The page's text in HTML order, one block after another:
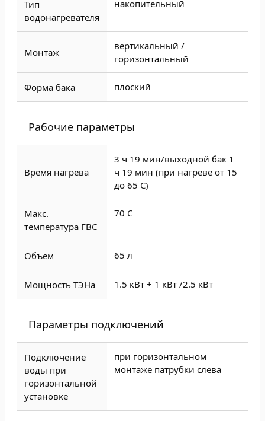
Тип
водонагревателя
накопительный
Монтаж
вертикальный /
горизонтальный
Форма бака плоский
Рабочие параметры
Время нагрева
3 ч 19 мин/выходной бак 1
ч 19 мин (при нагреве от 15
до 65 C)
Макс.
температура ГВС
70 C
Объем 65 л
Мощность ТЭНа 1.5 кВт + 1 кВт /2.5 кВт
Параметры подключений
Подключение
воды при
горизонтальной
установке
при горизонтальном
монтаже патрубки слева